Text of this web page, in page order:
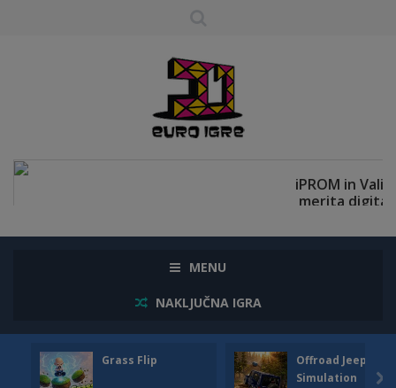
MENU
NAKLJUČNA IGRA
Grass Flip
Offroad Jeep
Simulation
